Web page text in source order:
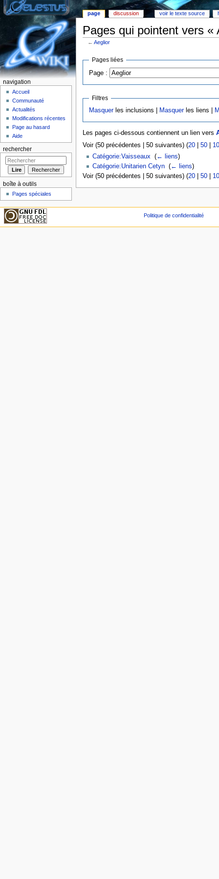
Pages qui pointent vers «
←Aeglior
Pages liées
Page :
Filtres
Masquerles inclusions | Masquerles liens |
Les pages ci-dessous contiennent un lien vers
Voir (50 précédentes | 50 suivantes) (20| 50|
Catégorie:Vaisseaux
(← liens)
Catégorie:Unitarien Cetyn‎ (← liens)
Voir (50 précédentes | 50 suivantes) (20| 50|
page discussion voir le texte source
navigation
Accueil
Communauté
Actualités
Modifications récentes
Page au hasard
Aide
rechercher
boîte à outils
Pages spéciales
Politique de confidentialité